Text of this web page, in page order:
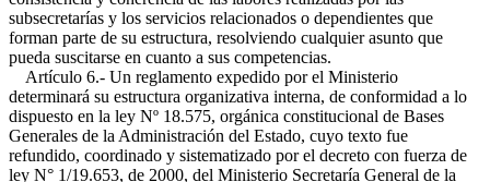
subsecretarías y los servicios relacionados o dependientes que
forman parte de su estructura, resolviendo cualquier asunto que
pueda suscitarse en cuanto a sus competencias.
Artículo 6.- Un reglamento expedido por el Ministerio
determinará su estructura organizativa interna, de conformidad a lo
dispuesto en la ley Nº 18.575, orgánica constitucional de Bases
Generales de la Administración del Estado, cuyo texto fue
refundido, coordinado y sistematizado por el decreto con fuerza de
ley N° 1/19.653, de 2000, del Ministerio Secretaría General de la